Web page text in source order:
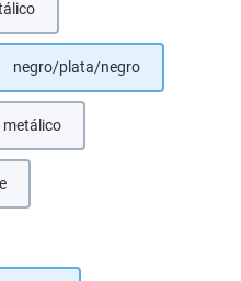
está disponible en este momento.)
en este momento.)
negro/plata/negro